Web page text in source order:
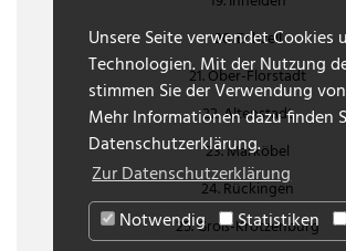
Unsere Seite verwendet Cookies
Technologien. Mit der Nutzung
stimmen Sie der Verwendung
Mehr Informationen dazu finden
Datenschutzerklärung.
Zur Datenschutzerklärung
Notwendig
Statistiken
20. Echzell
21. Ober-Florstadt
22. Altenstadt
23. Marköbel
24. Rückingen
25. Groß-Krotzenburg